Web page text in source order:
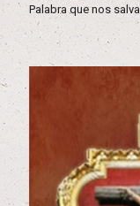
Palabra que nos salva.